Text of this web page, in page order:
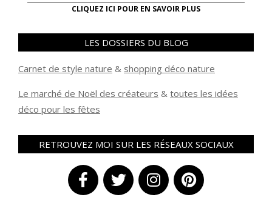
CLIQUEZ ICI POUR EN SAVOIR PLUS
LES DOSSIERS DU BLOG
Carnet de style nature & shopping déco nature
Le marché de Noël des créateurs & toutes les idées
déco pour les fêtes
RETROUVEZ MOI SUR LES RÉSEAUX SOCIAUX